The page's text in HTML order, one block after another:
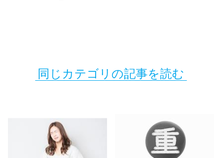
同じカテゴリの記事を読む